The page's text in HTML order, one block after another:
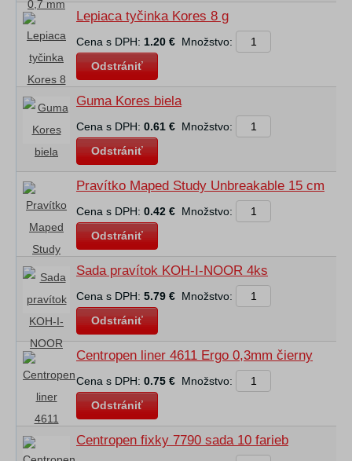
Lepiaca tyčinka Kores 8 g
Cena s DPH: 1.20 € Množstvo:
Odstrániť
Guma Kores biela
Cena s DPH: 0.61 € Množstvo:
Odstrániť
Pravítko Maped Study Unbreakable 15 cm
Cena s DPH: 0.42 € Množstvo:
Odstrániť
Sada pravítok KOH-I-NOOR 4ks
Cena s DPH: 5.79 € Množstvo:
Odstrániť
Centropen liner 4611 Ergo 0,3mm čierny
Cena s DPH: 0.75 € Množstvo:
Odstrániť
Centropen fixky 7790 sada 10 farieb